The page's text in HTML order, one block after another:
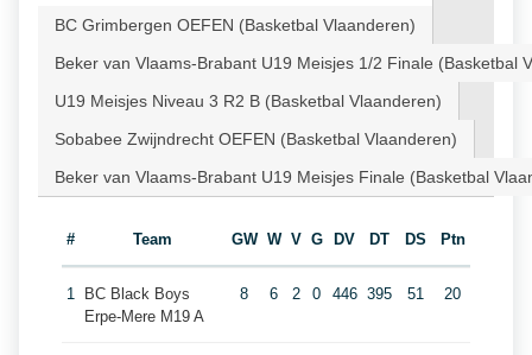
BC Grimbergen OEFEN (Basketbal Vlaanderen)
Beker van Vlaams-Brabant U19 Meisjes 1/2 Finale (Basketbal
U19 Meisjes Niveau 3 R2 B (Basketbal Vlaanderen)
Sobabee Zwijndrecht OEFEN (Basketbal Vlaanderen)
Beker van Vlaams-Brabant U19 Meisjes Finale (Basketbal
# Team GW W V G DV DT DS Ptn
1
BC Black Boys
Erpe-Mere M19 A
8 6 2 0 446 395 51 20